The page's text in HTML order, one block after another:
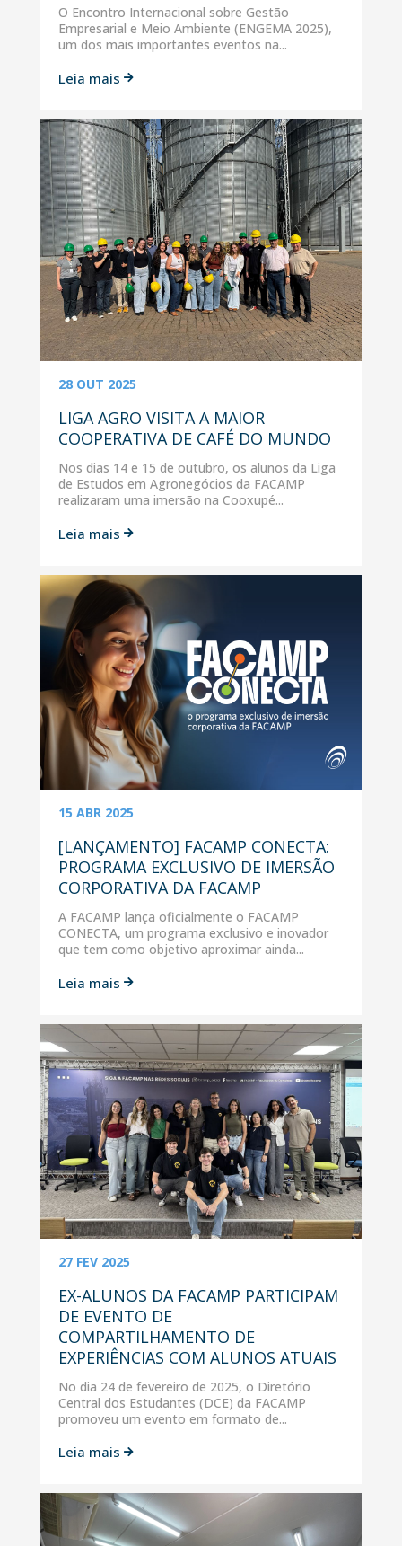
O Encontro Internacional sobre Gestão
Empresarial e Meio Ambiente (ENGEMA 2025),
um dos mais importantes eventos na...
Leia mais 
28 OUT 2025
LIGA AGRO VISITA A MAIOR
COOPERATIVA DE CAFÉ DO MUNDO
Nos dias 14 e 15 de outubro, os alunos da Liga
de Estudos em Agronegócios da FACAMP
realizaram uma imersão na Cooxupé...
Leia mais 
15 ABR 2025
[LANÇAMENTO] FACAMP CONECTA:
PROGRAMA EXCLUSIVO DE IMERSÃO
CORPORATIVA DA FACAMP
A FACAMP lança oficialmente o FACAMP
CONECTA, um programa exclusivo e inovador
que tem como objetivo aproximar ainda...
Leia mais 
27 FEV 2025
EX-ALUNOS DA FACAMP PARTICIPAM
DE EVENTO DE
COMPARTILHAMENTO DE
EXPERIÊNCIAS COM ALUNOS ATUAIS
No dia 24 de fevereiro de 2025, o Diretório
Central dos Estudantes (DCE) da FACAMP
promoveu um evento em formato de...
Leia mais 